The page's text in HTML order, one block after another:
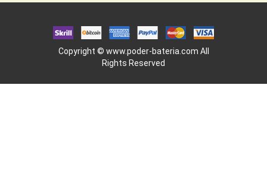
Copyright © www.poder-bateria.com All
Rights Reserved